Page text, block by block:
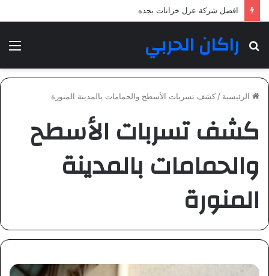
افضل شركة عزل خزانات بجده
راكان الحربيبحث
الرئيسية / كشف تسربات الأسطح والحمامات بالمدينة المنورة
كشف تسربات الأسطح
والحمامات بالمدينة
المنورة